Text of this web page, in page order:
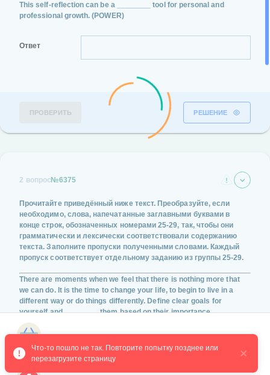
This self-reflection can be a ________ tool for personal and
professional growth.(POWER)
Ответ
ПРОВЕРИТЬ РЕШЕНИЕ
2 вопрос№6375
Прочитайте приведённый ниже текст. Преобразуйте, если
необходимо, слова, напечатанные заглавными буквами в
конце строк, обозначенных номерами25-29, так, чтобы они
грамматически и лексически соответствовали содержанию
текста. Заполните пропуски полученными словами. Каждый
пропуск соответствует отдельному заданию из группы25-29.
There are moments when we feel that there is nothing more that
we can do. It is the time to change your life, to begin to live in a
different way or do things differently. Define clear goals for
yourself and ________ them based on their importance.
(PRIORITY)
Что-то пошло не так. Повторите попытку позднее или
перезагрузите страницу